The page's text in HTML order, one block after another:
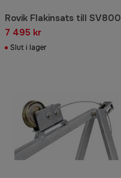
Rovik Flakinsats till SV800
7 495 kr
Slut i lager